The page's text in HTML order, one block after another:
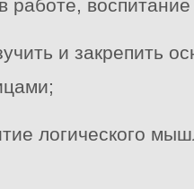
работе,
и закрепить
логического